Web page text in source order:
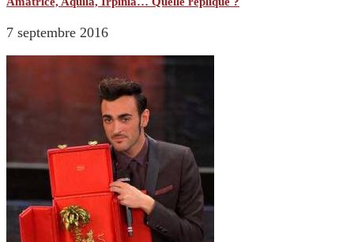
7 septembre 2016